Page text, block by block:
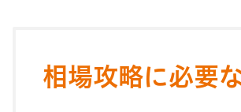
相場攻略に必要